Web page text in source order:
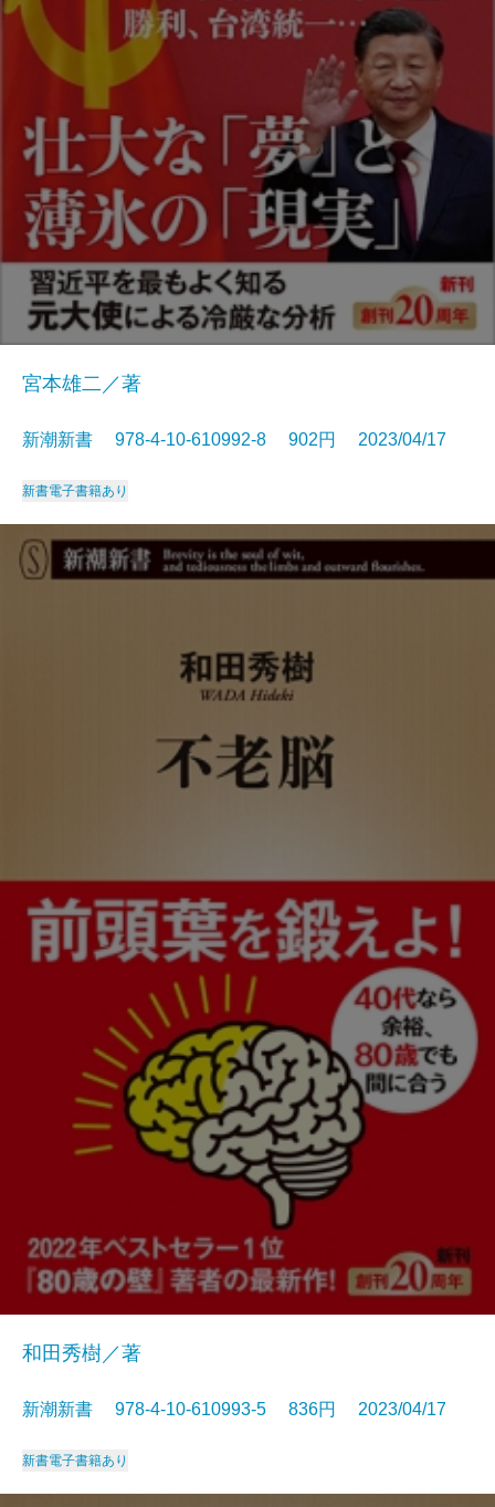
宮本雄二／著
新潮新書 978-4-10-610992-8 902円 2023/04/17
新書電子書籍あり
和田秀樹／著
新潮新書 978-4-10-610993-5 836円 2023/04/17
新書電子書籍あり